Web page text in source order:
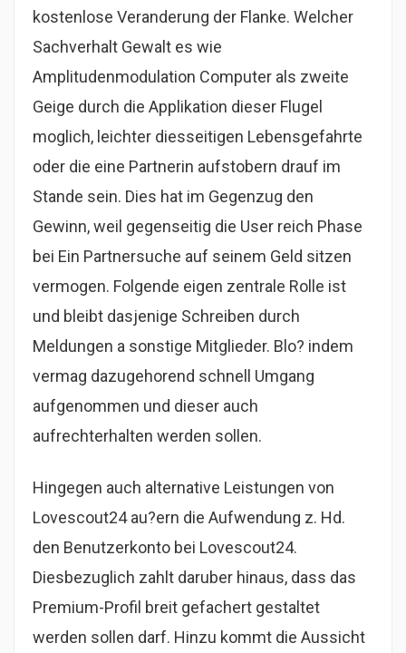
kostenlose Veranderung der Flanke. Welcher
Sachverhalt Gewalt es wie
Amplitudenmodulation Computer als zweite
Geige durch die Applikation dieser Flugel
moglich, leichter diesseitigen Lebensgefahrte
oder die eine Partnerin aufstobern drauf im
Stande sein. Dies hat im Gegenzug den
Gewinn, weil gegenseitig die User reich Phase
bei Ein Partnersuche auf seinem Geld sitzen
vermogen. Folgende eigen zentrale Rolle ist
und bleibt dasjenige Schreiben durch
Meldungen a sonstige Mitglieder. Blo? indem
vermag dazugehorend schnell Umgang
aufgenommen und dieser auch
aufrechterhalten werden sollen.
Hingegen auch alternative Leistungen von
Lovescout24 au?ern die Aufwendung z. Hd.
den Benutzerkonto bei Lovescout24.
Diesbezuglich zahlt daruber hinaus, dass das
Premium-Profil breit gefachert gestaltet
werden sollen darf. Hinzu kommt die Aussicht